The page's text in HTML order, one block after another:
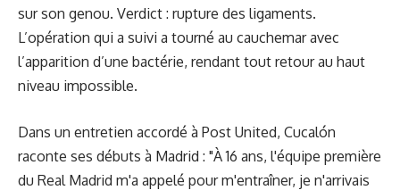
sur son genou. Verdict : rupture des ligaments.
L’opération qui a suivi a tourné au cauchemar avec
l’apparition d’une bactérie, rendant tout retour au haut
niveau impossible.
Dans un entretien accordé à Post United, Cucalón
raconte ses débuts à Madrid : "À 16 ans, l'équipe première
du Real Madrid m'a appelé pour m'entraîner, je n'arrivais